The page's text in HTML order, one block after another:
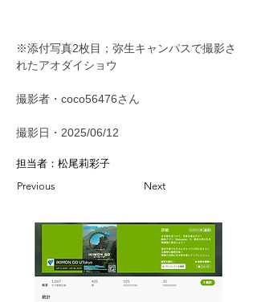
※添付写真2枚目；弥生キャンパスで撮影さ
れたアオダイショウ
撮影者・coco56476さん
撮影日・2025/06/12
担当者：松尾莉彩子
Previous
Next